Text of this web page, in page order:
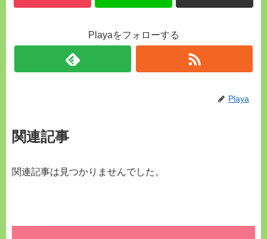
Playaをフォローする
Playa
関連記事
関連記事は見つかりませんでした。